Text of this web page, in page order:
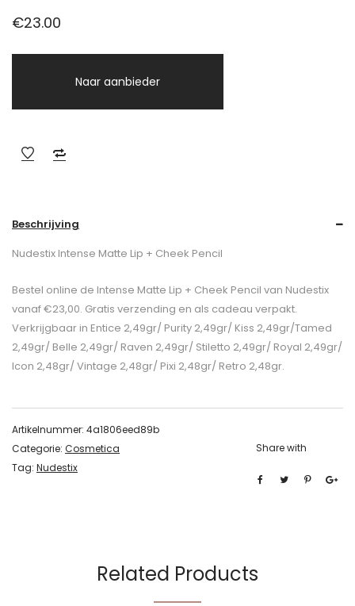
€23.00
Naar aanbieder
Beschrijving
Nudestix Intense Matte Lip + Cheek Pencil
Bestel online de Intense Matte Lip + Cheek Pencil van Nudestix
vanaf €23,00. Gratis verzending en als cadeau verpakt.
Verkrijgbaar in Entice 2,49gr/ Purity 2,49gr/ Kiss 2,49gr/Tamed
2,49gr/ Belle 2,49gr/ Raven 2,49gr/ Stiletto 2,49gr/ Royal 2,49gr/
Icon 2,48gr/ Vintage 2,48gr/ Pixi 2,48gr/ Retro 2,48gr.
Artikelnummer: 4a1806eed89b
Categorie: Cosmetica
Tag: Nudestix
Share with
Related Products